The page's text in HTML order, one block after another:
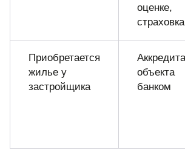
оценке,
страховка
Приобретается
жилье у
застройщика
объекта
банком